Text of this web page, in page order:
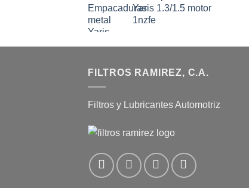
Yaris 1.3/1.5 motor
1nzfe
FILTROS RAMIREZ, C.A.
Filtros y Lubricantes Automotriz